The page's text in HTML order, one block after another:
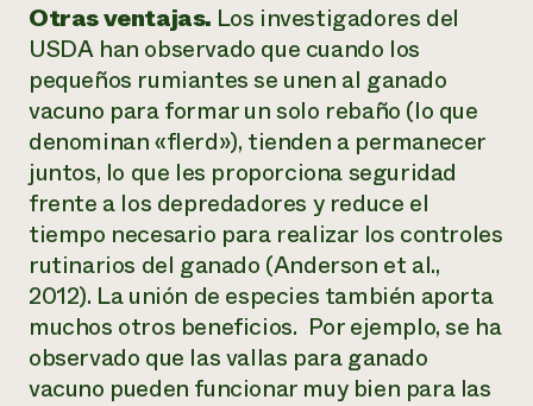
Otras ventajas. Los investigadores del
USDA han observado que cuando los
pequeños rumiantes se unen al ganado
vacuno para formar un solo rebaño (lo que
denominan«flerd»), tienden a permanecer
juntos, lo que les proporciona seguridad
frente a los depredadores y reduce el
tiempo necesario para realizar los controles
rutinarios del ganado (Anderson et al.,
2012). La unión de especies también aporta
muchos otros beneficios. Por ejemplo, se ha
observado que las vallas para ganado
vacuno pueden funcionar muy bien para las